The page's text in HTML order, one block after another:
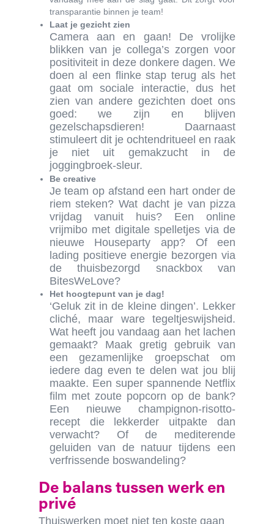
transparantie binnen je team!
Laat je gezicht zien
Camera aan en gaan! De vrolijke
blikken van je collega’s zorgen voor
positiviteit in deze donkere dagen. We
doen al een flinke stap terug als het
gaat om sociale interactie, dus het
zien van andere gezichten doet ons
goed: we zijn en blijven
gezelschapsdieren! Daarnaast
stimuleert dit je ochtendritueel en raak
je niet uit gemakzucht in de
joggingbroek-sleur.
Be creative
Je team op afstand een hart onder de
riem steken? Wat dacht je van pizza
vrijdag vanuit huis? Een online
vrijmibo met digitale spelletjes via de
nieuwe Houseparty app? Of een
lading positieve energie bezorgen via
de thuisbezorgd snackbox van
BitesWeLove?
Het hoogtepunt van je dag!
‘Geluk zit in de kleine dingen’. Lekker
cliché, maar ware tegeltjeswijsheid.
Wat heeft jou vandaag aan het lachen
gemaakt? Maak gretig gebruik van
een gezamenlijke groepschat om
iedere dag even te delen wat jou blij
maakte. Een super spannende Netflix
film met zoute popcorn op de bank?
Een nieuwe champignon-risotto-
recept die lekkerder uitpakte dan
verwacht? Of de mediterende
geluiden van de natuur tijdens een
verfrissende boswandeling?
De balans tussen werk en
privé
Thuiswerken moet niet ten koste gaan